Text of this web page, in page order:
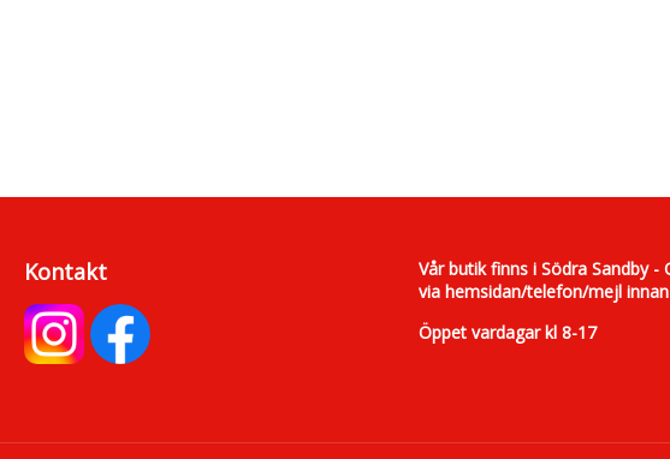
Kontakt
Vår butik finns i Södra Sandby -
via hemsidan/telefon/mejl
Öppet vardagar kl 8-17